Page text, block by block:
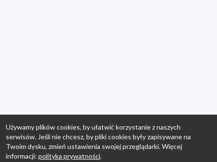
Używamy plików cookies, by ułatwić korzystanie z naszych
serwisów. Jeśli nie chcesz, by pliki cookies były zapisywane na
Twoim dysku, zmień ustawienia swojej przeglądarki. Więcej
informacji: polityka prywatności.